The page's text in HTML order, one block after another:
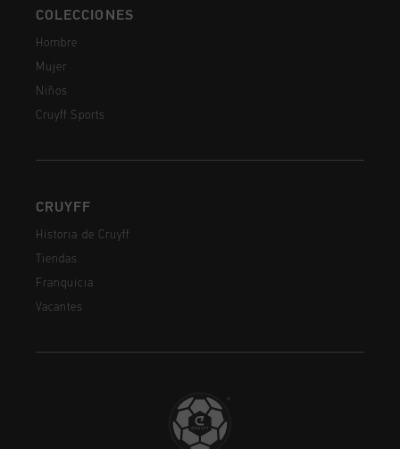
COLECCIONES
Hombre
Mujer
Niños
Cruyff Sports
CRUYFF
Historia de Cruyff
Tiendas
Franquicia
Vacantes